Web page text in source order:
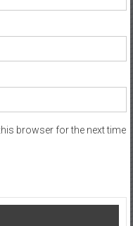
browser for the next time